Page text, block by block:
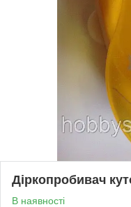
Діркопробивач
В наявності